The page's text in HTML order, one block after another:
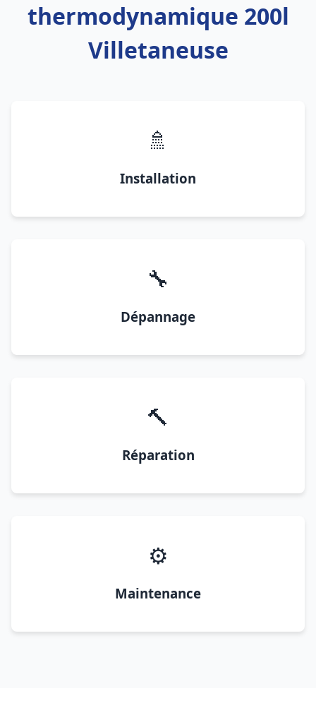
thermodynamique 200l
Villetaneuse
🚿
Installation
🔧
Dépannage
🔨
Réparation
⚙️
Maintenance